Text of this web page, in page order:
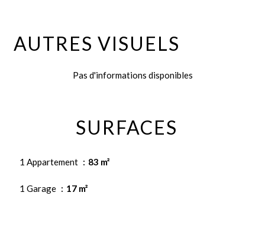
AUTRES VISUELS
Pas d'informations disponibles
SURFACES
1 Appartement 83 m²
1 Garage 17 m²